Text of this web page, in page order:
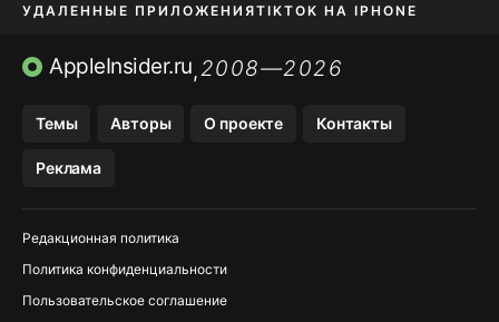
УДАЛЕННЫЕ ПРИЛОЖЕНИЯTIKTOK НА IPHONE
ПРИЛОЖЕНИЯ БЕЗ APP STORE
AppleInsider.ru,2008—2026
Темы Авторы О проекте Контакты
Реклама
Редакционная политика
Политика конфиденциальности
Пользовательское соглашение